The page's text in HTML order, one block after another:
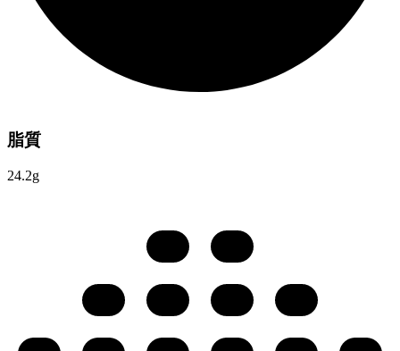
脂質
24.2g